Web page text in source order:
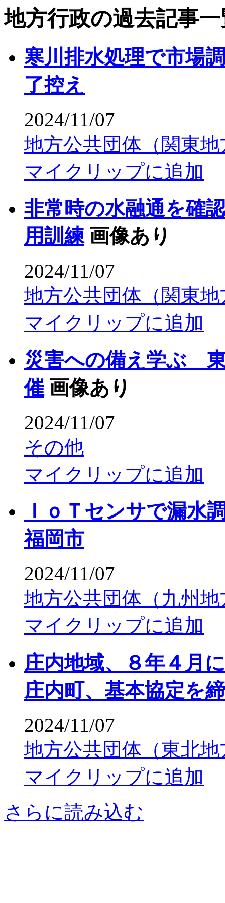
地方行政の過去記事
寒川排水処理で市場
了控え
2024/11/07
地方公共団体（関東地
マイクリップに追加
非常時の水融通を確
用訓練 画像あり
2024/11/07
地方公共団体（関東地
マイクリップに追加
災害への備え学ぶ
催 画像あり
2024/11/07
その他
マイクリップに追加
ＩｏＴセンサで漏
福岡市
2024/11/07
地方公共団体（九州地
マイクリップに追加
庄内地域、８年４月
庄内町、基本協定を
2024/11/07
地方公共団体（東北地
マイクリップに追加
さらに読み込む